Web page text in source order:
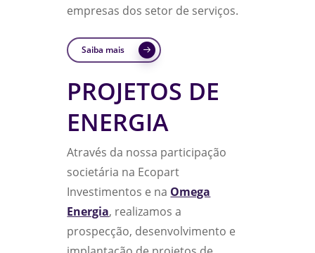
empresas dos setor de serviços.
Saiba mais
PROJETOS DE
ENERGIA
Através da nossa participação
societária na Ecopart
Investimentos e na Omega
Energia, realizamos a
prospecção, desenvolvimento e